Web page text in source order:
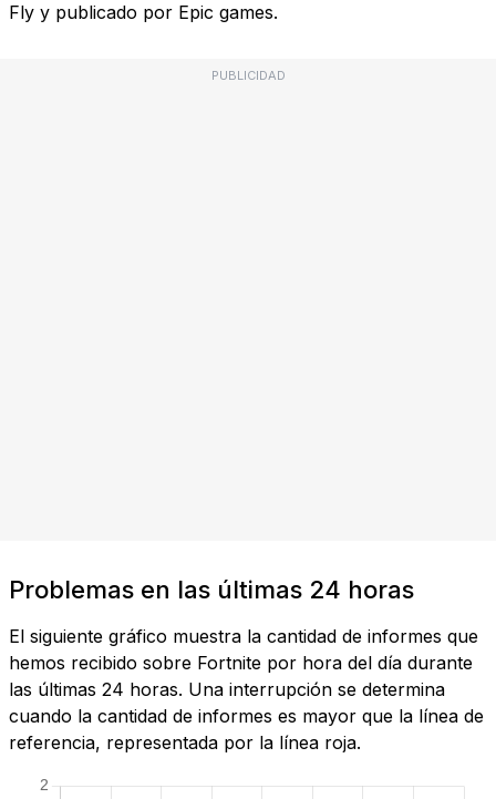
Fly y publicado por Epic games.
PUBLICIDAD
Problemas en las últimas 24 horas
El siguiente gráfico muestra la cantidad de informes que
hemos recibido sobre Fortnite por hora del día durante
las últimas 24 horas. Una interrupción se determina
cuando la cantidad de informes es mayor que la línea de
referencia, representada por la línea roja.